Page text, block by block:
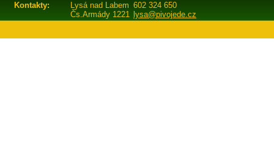
Kontakty: Lysá nad Labem 602 324 650
Čs.Armády 1221 lysa@pivojede.cz